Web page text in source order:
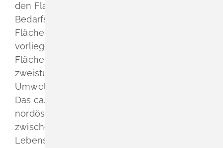
den Flächentausch kann auf eine
Bedarfsbegründung verzichtet werden. Der
Flächentausch erfolgt im Rahmen der
vorliegenden 8. Änderung.
Flächennutzungsplanänderung erfolgt im
zweistufigen Regelverfahren mit
Umweltprüfung.
Das ca. 1,01 ha große Plangebiet liegt am
nordöstlichen Ortsrand von Schliengen
zwischen dem bestehenden
Lebensmittelmarkt (REWE) im Norden und